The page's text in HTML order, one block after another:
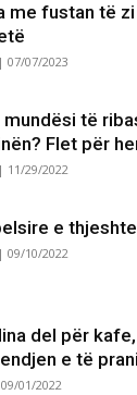
me fustan të zi
07/07/2023
mundësi të
Flet për
11/29/2022
e
09/10/2022
del për
e të
01/2022